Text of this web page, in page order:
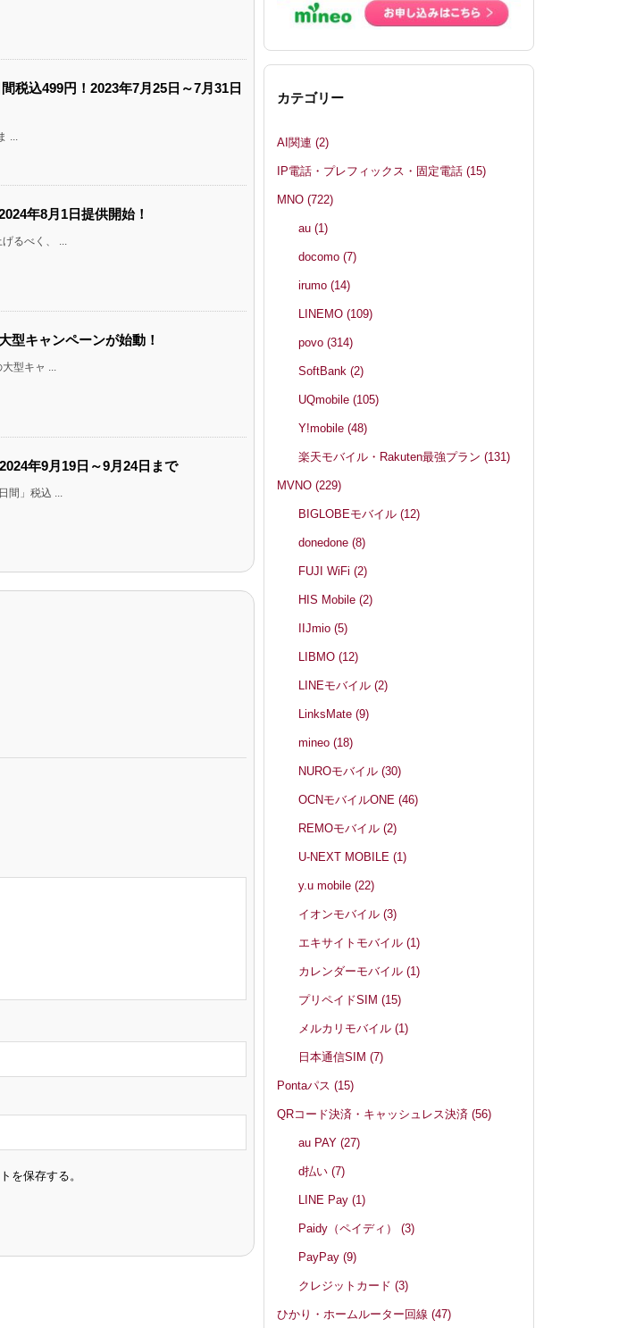
税込499円！2023年7月25日～7月31日
...
年8月1日提供開始！
るべく、 ...
型キャンペーンが始動！
型キャ ...
年9月19日～9月24日まで
間」税込 ...
を保存する。
カテゴリー
AI関連 (2)
IP電話・プレフィックス・固定電話 (15)
MNO (722)
au(1)
docomo(7)
irumo(14)
LINEMO(109)
povo(314)
SoftBank(2)
UQmobile(105)
Y!mobile(48)
楽天モバイル・Rakuten最強プラン(131)
MVNO (229)
BIGLOBEモバイル(12)
donedone(8)
FUJI WiFi(2)
HIS Mobile(2)
IIJmio(5)
LIBMO(12)
LINEモバイル(2)
LinksMate(9)
mineo(18)
NUROモバイル(30)
OCNモバイルONE(46)
REMOモバイル(2)
U-NEXT MOBILE(1)
y.u mobile(22)
イオンモバイル(3)
エキサイトモバイル(1)
カレンダーモバイル(1)
プリペイドSIM(15)
メルカリモバイル(1)
日本通信SIM(7)
Pontaパス (15)
QRコード決済・キャッシュレス決済 (56)
au PAY(27)
d払い(7)
LINE Pay(1)
Paidy（ペイディ）(3)
PayPay(9)
クレジットカード(3)
ひかり・ホームルーター回線 (47)